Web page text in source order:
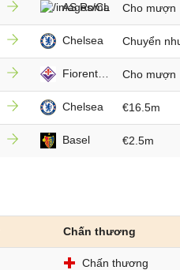
AS Roma Cho mượn
Chelsea Chuyển
Fiorentina Cho mượn
Chelsea €16.5m
Basel €2.5m
Chấn thương
Chấn thương